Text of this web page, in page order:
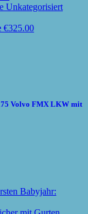
€325.00
Volvo FMX LKW mit
Babyjahr: